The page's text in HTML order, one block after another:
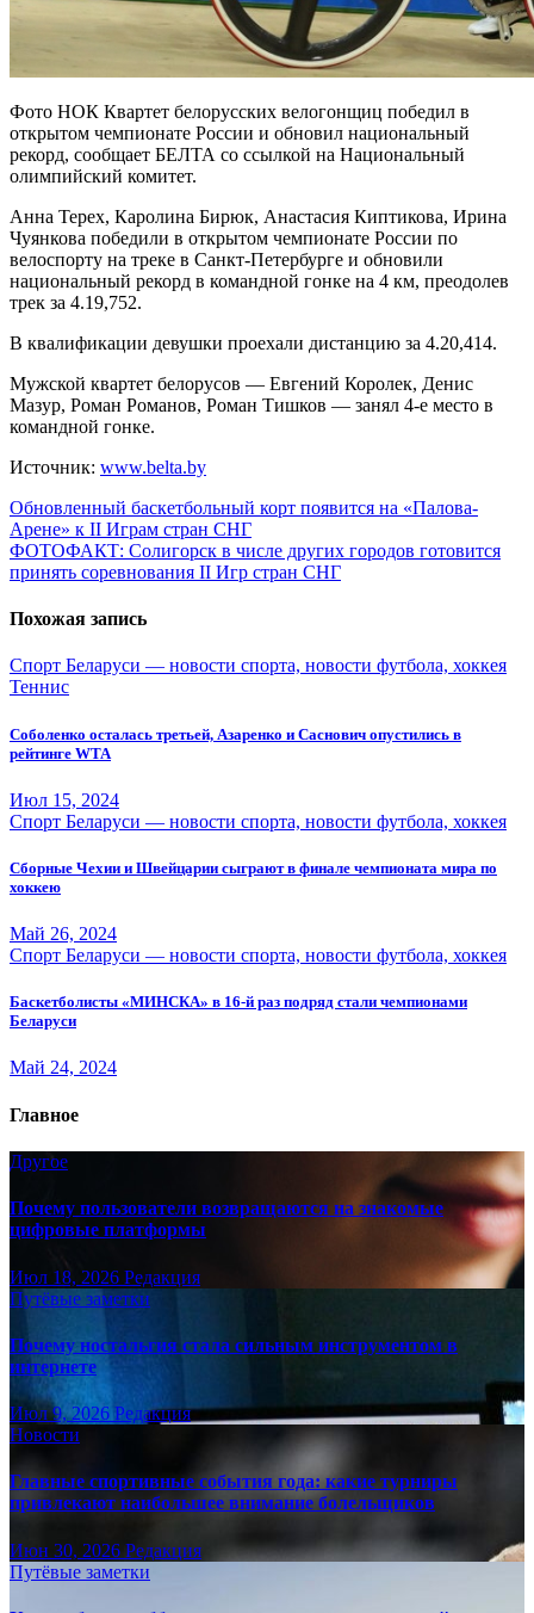
Фото НОК Квартет белорусских велогонщиц победил в
открытом чемпионате России и обновил национальный
рекорд, сообщает БЕЛТА со ссылкой на Национальный
олимпийский комитет.
Анна Терех, Каролина Бирюк, Анастасия Киптикова, Ирина
Чуянкова победили в открытом чемпионате России по
велоспорту на треке в Санкт-Петербурге и обновили
национальный рекорд в командной гонке на 4 км, преодолев
трек за 4.19,752.
В квалификации девушки проехали дистанцию за 4.20,414.
Мужской квартет белорусов — Евгений Королек, Денис
Мазур, Роман Романов, Роман Тишков — занял 4-е место в
командной гонке.
Источник: www.belta.by
Навигация
по
записям
Обновленный баскетбольный корт появится на «Палова-
Арене» к II Играм стран СНГ
ФОТОФАКТ: Солигорск в числе других городов готовится
принять соревнования II Игр стран СНГ
Похожая запись
Спорт Беларуси — новости спорта, новости футбола, хоккея
Теннис
Соболенко осталась третьей, Азаренко и Саснович опустились в
рейтинге WTA
Июл 15, 2024
Спорт Беларуси — новости спорта, новости футбола, хоккея
Сборные Чехии и Швейцарии сыграют в финале чемпионата мира по
хоккею
Май 26, 2024
Спорт Беларуси — новости спорта, новости футбола, хоккея
Баскетболисты «МИНСКА» в 16-й раз подряд стали чемпионами
Беларуси
Май 24, 2024
Главное
Другое
Почему пользователи возвращаются на знакомые
цифровые платформы
Июл 18, 2026 Редакция
Путёвые заметки
Почему ностальгия стала сильным инструментом в
интернете
Июл 9, 2026 Редакция
Новости
Главные спортивные события года: какие турниры
привлекают наибольшее внимание болельщиков
Июн 30, 2026 Редакция
Путёвые заметки